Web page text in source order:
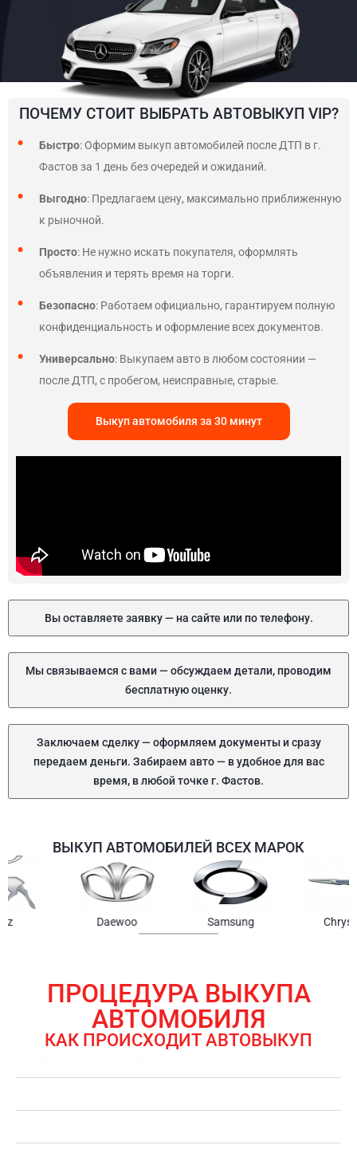
ПОЧЕМУ СТОИТ ВЫБРАТЬ АВТОВЫКУП VIP?
Быстро: Оформим выкуп автомобилей после ДТП в г.
Фастов за 1 день без очередей и ожиданий.
Выгодно: Предлагаем цену, максимально приближенную
к рыночной.
Просто: Не нужно искать покупателя, оформлять
объявления и терять время на торги.
Безопасно: Работаем официально, гарантируем полную
конфиденциальность и оформление всех документов.
Универсально: Выкупаем авто в любом состоянии —
после ДТП, с пробегом, неисправные, старые.
Выкуп автомобиля за 30 минут
Вы оставляете заявку — на сайте или по телефону.
Мы связываемся с вами — обсуждаем детали, проводим
бесплатную оценку.
Заключаем сделку — оформляем документы и сразу
передаем деньги. Забираем авто — в удобное для вас
время, в любой точке г. Фастов.
ВЫКУП АВТОМОБИЛЕЙ ВСЕХ МАРОК
ПРОЦЕДУРА ВЫКУПА
АВТОМОБИЛЯ
КАК ПРОИСХОДИТ АВТОВЫКУП